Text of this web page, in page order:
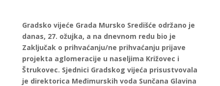
Gradsko vijeće Grada Mursko Središće održano je
danas, 27. ožujka, a na dnevnom redu bio je
Zaključak o prihvaćanju/ne prihvaćanju prijave
projekta aglomeracije u naseljima Križovec i
Štrukovec. Sjednici Gradskog vijeća prisustvovala
je direktorica Međimurskih voda Sunčana Glavina